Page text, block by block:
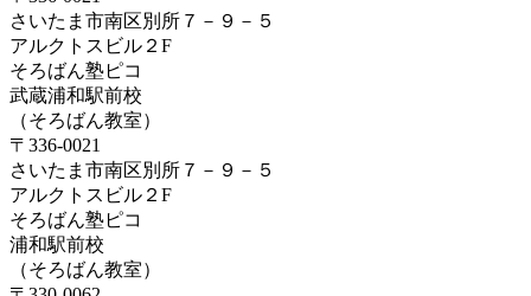
さいたま市南区別所７－９－５
アルクトスビル２F
そろばん塾ピコ
武蔵浦和駅前校
（そろばん教室）
〒336-0021
さいたま市南区別所７－９－５
アルクトスビル２F
そろばん塾ピコ
浦和駅前校
（そろばん教室）